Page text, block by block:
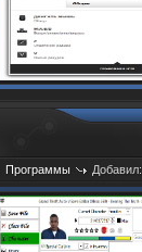
Программы Добавил: